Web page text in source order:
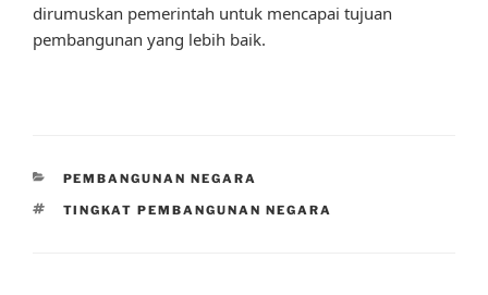
dirumuskan pemerintah untuk mencapai tujuan
pembangunan yang lebih baik.
CATEGORIES
PEMBANGUNAN NEGARA
TAGS
TINGKAT PEMBANGUNAN NEGARA